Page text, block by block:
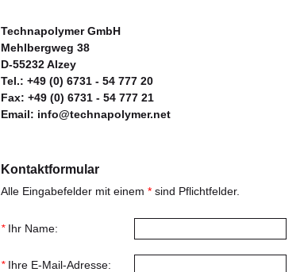
Technapolymer GmbH
Mehlbergweg 38
D-55232 Alzey
Tel.: +49 (0) 6731 - 54 777 20
Fax: +49 (0) 6731 - 54 777 21
Email: info@technapolymer.net
Kontaktformular
Alle Eingabefelder mit einem * sind Pflichtfelder.
*Ihr Name:
*Ihre E-Mail-Adresse: